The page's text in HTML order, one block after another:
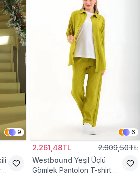
9 6
2.261,48TL 2.909,50TL
Westbound Yeşil Üçlü
Gömlek Pantolon T-shirt